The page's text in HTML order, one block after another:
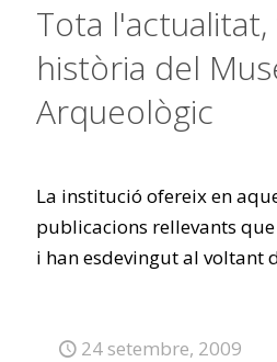
Tota
història del
Arqueològic
La institució ofereix en
publicacions rellevants
i han esdevingut al voltant
24 setembre, 2009